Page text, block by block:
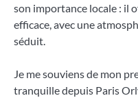
son importance locale : il
efficace, avec une
séduit.
Je me souviens de mon
tranquille depuis Paris